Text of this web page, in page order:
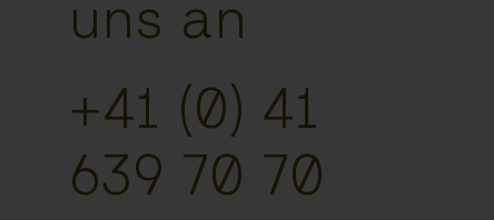
uns an
+41 (0) 41
639 70 70